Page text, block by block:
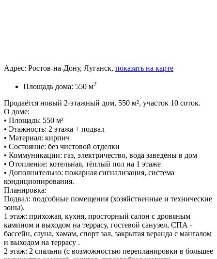
Адрес: Ростов-на-Дону, Луганск, показать на карте
Площадь дома: 550 м2
Продаётся новый 2-этажный дом, 550 м², участок 10 соток.
О доме:
• Площадь: 550 м²
• Этажность: 2 этажа + подвал
• Материал: кирпич
• Состояние: без чистовой отделки
• Коммуникации: газ, электричество, вода заведены в дом
• Отопление: котельная, тёплый пол на 1 этаже
• Дополнительно: пожарная сигнализация, система
кондиционирования.
Планировка:
Подвал: подсобные помещения (хозяйственные и технические
зоны).
1 этаж: прихожая, кухня, просторный салон с дровяным
камином и выходом на террасу, гостевой санузел, СПА -
бассейн, сауна, хамам, спорт зал, закрытая веранда с мангалом
и выходом на террасу .
2 этаж: 2 спальни (с возможностью перепланировки в большее